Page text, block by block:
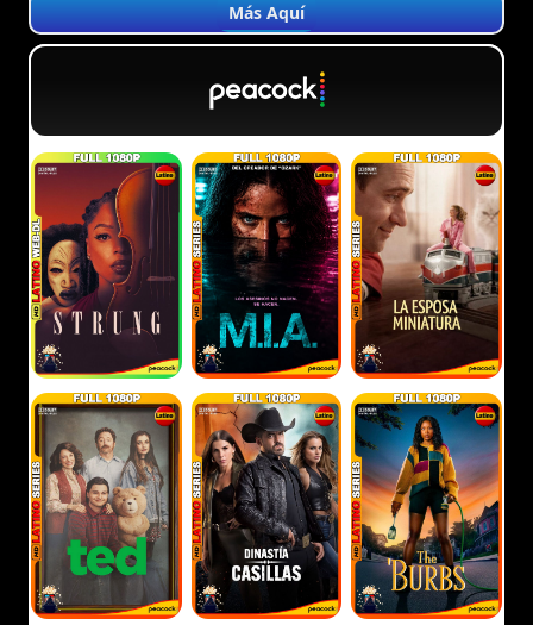
Más Aquí